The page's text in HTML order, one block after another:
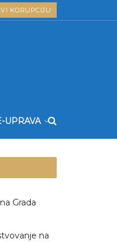
KORUPCIJU
UPRAVA
Grada
na